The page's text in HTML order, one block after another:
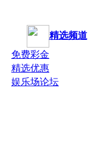
精选频道
免费彩金
精选优惠
娱乐场论坛